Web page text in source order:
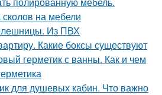
на мебели
Из ПВХ
Какие боксы существуют
герметик с ванны. Как и чем
для душевых кабин. Что важно